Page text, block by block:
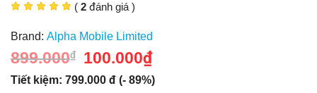
( 2 đánh giá )
Brand: Alpha Mobile Limited
899.000₫
Giá
gốc
là:
899.000₫.
100.000₫Giá
hiện
tại
là:
Tiết kiệm: 799.000 đ (- 89%)